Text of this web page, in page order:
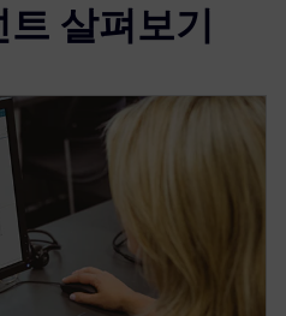
살펴보기